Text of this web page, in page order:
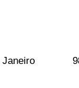
Janeiro
Indicador de